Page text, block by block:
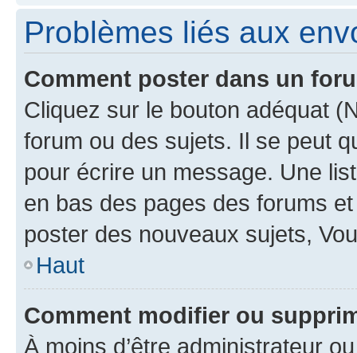
Problèmes liés aux
Comment poster dans un
Cliquez sur le bouton adéquat
forum ou des sujets. Il se peut
pour écrire un message. Une
en bas des pages des forums
poster des nouveaux sujets,
Haut
Comment modifier ou
À moins d’être administrateur